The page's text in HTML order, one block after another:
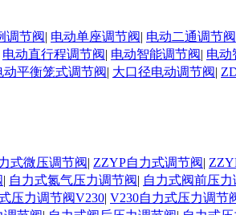
调节阀| 电动单座调节阀| 电动二通调节阀
电动直行程调节阀| 电动智能调节阀| 电动
动平衡笼式调节阀| 大口径电动调节阀|
式微压调节阀| ZZYP自力式调节阀|
| 自力式氮气压力调节阀| 自力式阀前压力
压力调节阀V230| V230自力式压力调节